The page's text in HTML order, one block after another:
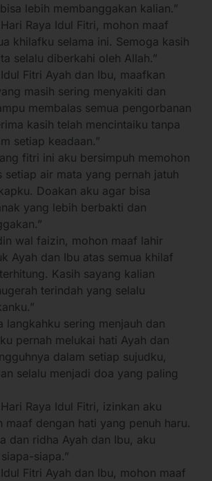
lebih membanggakan kalian.”
Hari Raya Idul Fitri, mohon maaf
khilafku selama ini. Semoga kasih
selalu diberkahi oleh Allah.”
Idul Fitri Ayah dan Ibu, maafkan
masih sering menyakiti dan
membalas semua pengorbanan
kasih telah mencintaiku tanpa
setiap keadaan.”
fitri ini aku bersimpuh memohon
setiap air mata yang pernah jatuh
Doakan aku agar bisa
yang lebih berbakti dan
wal faizin, mohon maaf lahir
Ayah dan Ibu atas semua khilaf
Kasih sayang kalian
terindah yang selalu
langkahku sering menjauh dan
pernah melukai hati Ayah dan
dalam setiap sujudku,
selalu menjadi doa yang paling
Hari Raya Idul Fitri, izinkan aku
maaf dengan hati yang penuh haru.
dan ridha Ayah dan Ibu, aku
siapa.”
Idul Fitri Ayah dan Ibu, mohon maaf